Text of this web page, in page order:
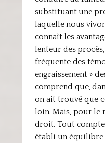
substituant une
laquelle nous
connaît les
lenteur des
fréquente des
engraissement »
comprend que,
on ait trouvé que
loin. Mais, pour le
droit. Tout
établi un équilibre